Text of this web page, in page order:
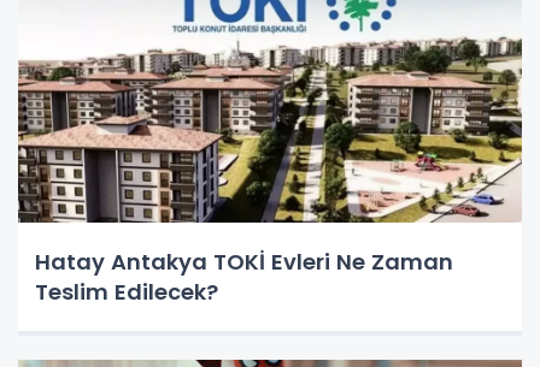
Hatay Antakya TOKİ Evleri Ne Zaman
Teslim Edilecek?